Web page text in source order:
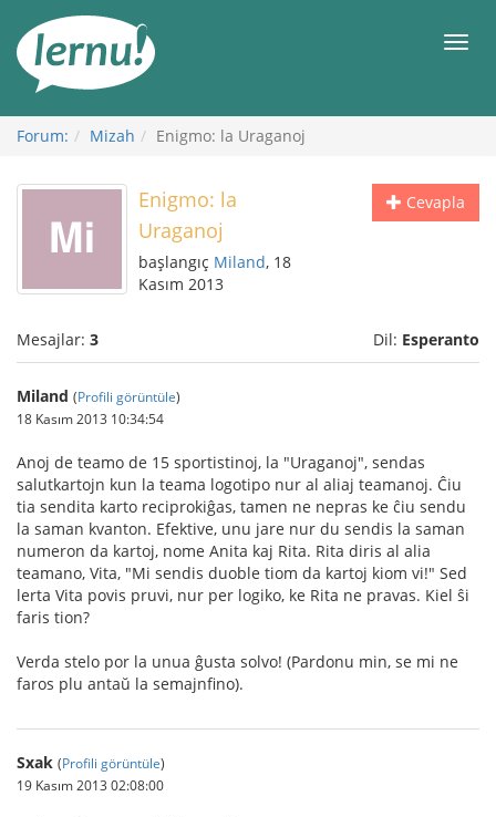
Görüntüleme
Forum: Mizah Enigmo: la Uraganoj
Cevapla
Enigmo: la
Uraganoj
başlangıç Miland, 18
Kasım 2013
Mesajlar: 3 Dil: Esperanto
Miland (Profili görüntüle)
18 Kasım 2013 10:34:54
Anoj de teamo de 15 sportistinoj, la "Uraganoj", sendas
salutkartojn kun la teama logotipo nur al aliaj teamanoj. Ĉiu
tia sendita karto reciprokiĝas, tamen ne nepras ke ĉiu sendu
la saman kvanton. Efektive, unu jare nur du sendis la saman
numeron da kartoj, nome Anita kaj Rita. Rita diris al alia
teamano, Vita, "Mi sendis duoble tiom da kartoj kiom vi!" Sed
lerta Vita povis pruvi, nur per logiko, ke Rita ne pravas. Kiel ŝi
faris tion?
Verda stelo por la unua ĝusta solvo! (Pardonu min, se mi ne
faros plu antaŭ la semajnfino).
Sxak (Profili görüntüle)
19 Kasım 2013 02:08:00